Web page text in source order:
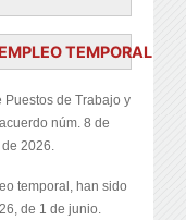
TEMPORAL
de Trabajo y
núm. 8 de
2026.
temporal, han sido
de 1 de junio.